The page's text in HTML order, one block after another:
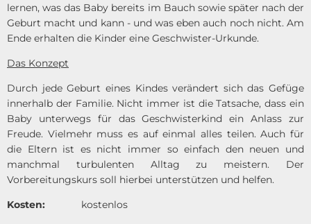
lernen, was das Baby bereits im Bauch sowie später nach der
Geburt macht und kann - und was eben auch noch nicht. Am
Ende erhalten die Kinder eine Geschwister-Urkunde.
Das Konzept
Durch jede Geburt eines Kindes verändert sich das Gefüge
innerhalb der Familie. Nicht immer ist die Tatsache, dass ein
Baby unterwegs für das Geschwisterkind ein Anlass zur
Freude. Vielmehr muss es auf einmal alles teilen. Auch für
die Eltern ist es nicht immer so einfach den neuen und
manchmal turbulenten Alltag zu meistern. Der
Vorbereitungskurs soll hierbei unterstützen und helfen.
Kosten: kostenlos